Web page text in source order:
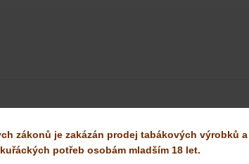
08. 2025
zákonů je zakázán prodej tabákových výrobků a
kuřáckých potřeb osobám mladším 18 let.